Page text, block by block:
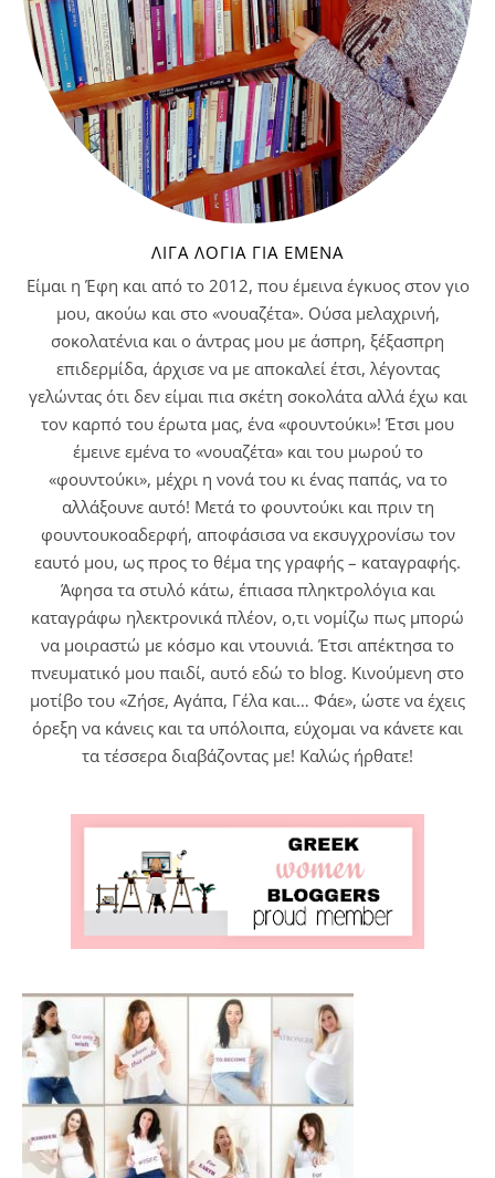
ΛΊΓΑ ΛΌΓΙΑ ΓΙΑ ΕΜΈΝΑ
Είμαι η Έφη και από το 2012, που έμεινα έγκυος στον γιο
μου, ακούω και στο «νουαζέτα». Ούσα μελαχρινή,
σοκολατένια και ο άντρας μου με άσπρη, ξέξασπρη
επιδερμίδα, άρχισε να με αποκαλεί έτσι, λέγοντας
γελώντας ότι δεν είμαι πια σκέτη σοκολάτα αλλά έχω και
τον καρπό του έρωτα μας, ένα «φουντούκι»! Έτσι μου
έμεινε εμένα το «νουαζέτα» και του μωρού το
«φουντούκι», μέχρι η νονά του κι ένας παπάς, να το
αλλάξουνε αυτό! Μετά το φουντούκι και πριν τη
φουντουκοαδερφή, αποφάσισα να εκσυγχρονίσω τον
εαυτό μου, ως προς το θέμα της γραφής – καταγραφής.
Άφησα τα στυλό κάτω, έπιασα πληκτρολόγια και
καταγράφω ηλεκτρονικά πλέον, ο,τι νομίζω πως μπορώ
να μοιραστώ με κόσμο και ντουνιά. Έτσι απέκτησα το
πνευματικό μου παιδί, αυτό εδώ το blog. Κινούμενη στο
μοτίβο του «Ζήσε, Αγάπα, Γέλα και… Φάε», ώστε να έχεις
όρεξη να κάνεις και τα υπόλοιπα, εύχομαι να κάνετε και
τα τέσσερα διαβάζοντας με! Καλώς ήρθατε!